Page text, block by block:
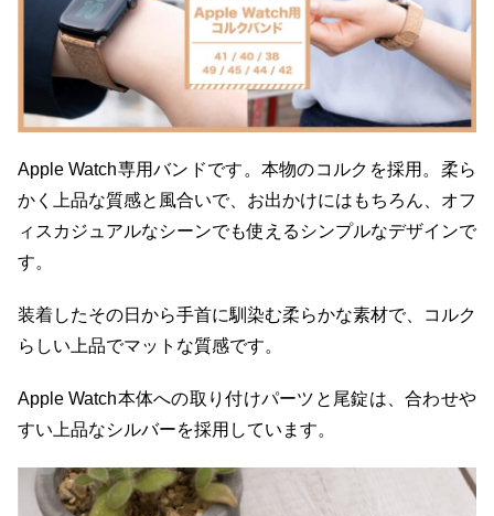
Apple Watch専用バンドです。本物のコルクを採用。柔ら
かく上品な質感と風合いで、お出かけにはもちろん、オフ
ィスカジュアルなシーンでも使えるシンプルなデザインで
す。
装着したその日から手首に馴染む柔らかな素材で、コルク
らしい上品でマットな質感です。
Apple Watch本体への取り付けパーツと尾錠は、合わせや
すい上品なシルバーを採用しています。